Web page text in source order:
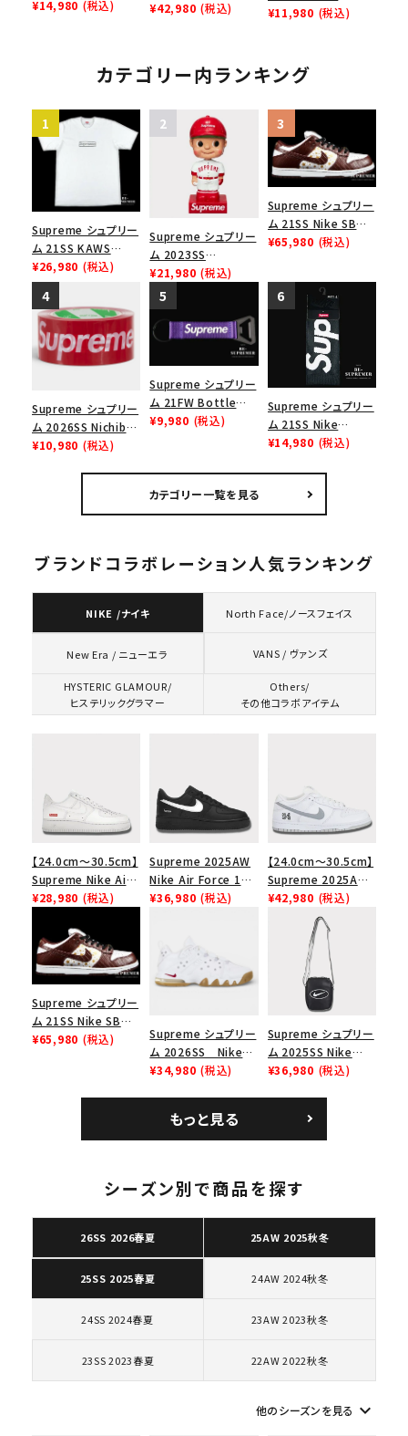
キーワードから探す
人気ワード 2026SS
Tシャツ・ロングスリーブ
キャップ・ハット
パーカー・クルーネック
ボックスロゴ ブラックスウェット
Lightweight Crew
¥14,980 (税込)
Leather Belt リピー
¥42,980 (税込)
Lightweight Crew
ーソックス(1パック)
レッド
¥11,980 (税込)
カテゴリー内ランキング
Supreme シュプリー
ム 21SS KAWS
Chalk Logo Tee カ
ウズチョークロゴTシ
ャツ ホワイト
¥26,980 (税込)
Supreme シュプリー
ム 2023SS
Bobblehead ボブル
ヘッド レッド
¥21,980 (税込)
Supreme シュプリー
ム 21SS Nike SB
Dunk Low ナイキSB
¥65,980 (税込)
Supreme シュプリー
ム 2026SS Nichiban
Packing Tape ニ
¥10,980 (税込)
Supreme シュプリー
ム 21FW Bottle
Opener Webbing
ーチェイン パープル
¥9,980 (税込)
Supreme シュプリー
ム 21SS Nike
Lightweight Crew
キライトウェイトクル
ーソックス(1パック)
ブラック
¥14,980 (税込)
カテゴリー一覧を見る
ブランドコラボレーション人気ランキング
NIKE /ナイキ North Face/ノースフェイス
New Era / ニューエラ VANS / ヴァンズ
HYSTERIC GLAMOUR/
ヒステリックグラマー
Others/
その他コラボアイテム
【24.0cm～30.5cm】
Supreme Nike Air
Force 1 Low シュプ
ース１スニーカー シ
ューズ ホワイト
¥28,980 (税込)
Supreme 2025AW
Nike Air Force 1
Low シュプリーム ナ
ラック
¥36,980 (税込)
【24.0cm～30.5cm】
Supreme 2025AW
Nike SB Dunk Low
ナイキ SB ダンク ロ
ー スニーカー ホワイ
¥42,980 (税込)
Supreme シュプリー
ム 21SS Nike SB
Dunk Low ナイキSB
¥65,980 (税込)
Supreme シュプリー
ム 2026SS Nike
SB Air Max 2 CB 94
ロー SP ホワイト
¥34,980 (税込)
Supreme シュプリー
ム 2025SS Nike
Leather Shoulder
¥36,980 (税込)
もっと見る
シーズン別で商品を探す
26SS 2026春夏 25AW 2025秋冬
25SS 2025春夏 24AW 2024秋冬
24SS 2024春夏 23AW 2023秋冬
23SS 2023春夏 22AW 2022秋冬
他のシーズンを見る keyboard_arrow_down